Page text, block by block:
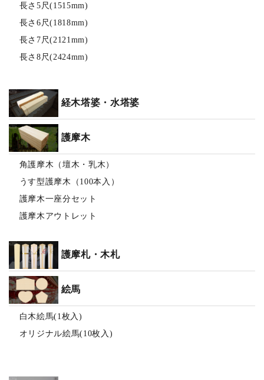
長さ5尺(1515mm)
長さ6尺(1818mm)
長さ7尺(2121mm)
長さ8尺(2424mm)
経木塔婆・水塔婆
護摩木
角護摩木（壇木・乳木）
うす型護摩木（100本入）
護摩木一座分セット
護摩木アウトレット
護摩札・木札
絵馬
白木絵馬(1枚入)
オリジナル絵馬(10枚入)